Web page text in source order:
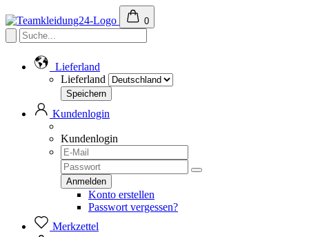
0
Lieferland
Lieferland
Kundenlogin
Kundenlogin
Konto erstellen
Passwort vergessen?
Merkzettel